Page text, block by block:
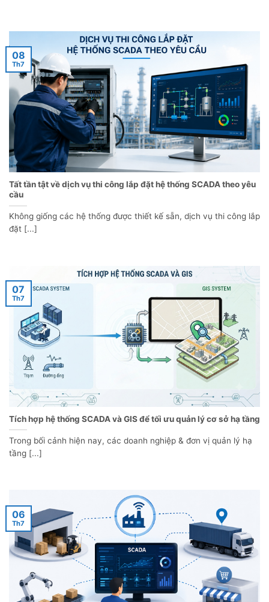
Tất tần tật về dịch vụ thi công lắp đặt hệ thống SCADA theo yêu
cầu
Không giống các hệ thống được thiết kế sẵn, dịch vụ thi công lắp
đặt [...]
08
Th7
Tích hợp hệ thống SCADA và GIS để tối ưu quản lý cơ sở hạ tầng
Trong bối cảnh hiện nay, các doanh nghiệp & đơn vị quản lý hạ
tầng [...]
07
Th7
06
Th7